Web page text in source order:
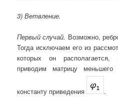
3) Ветвление.
Первый случай. Возможно,
Тогда исключаем его из
которых он
приводим матрицу
константу приведения .